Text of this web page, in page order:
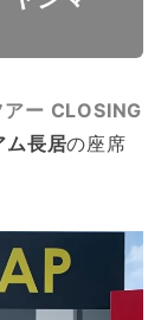
ー CLOSING
ム長居の座席